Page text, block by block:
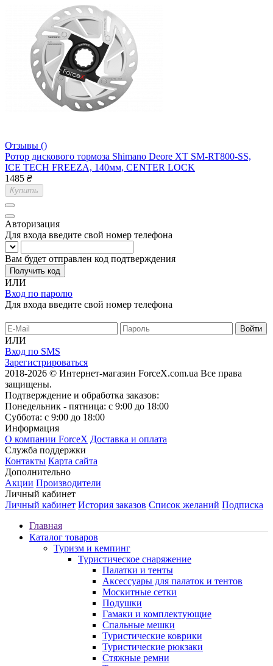
Отзывы ()
Ротор дискового тормоза Shimano Deore XT SM-RT800-SS,
ICE TECH FREEZA, 140мм, CENTER LOCK
1485 ₴
Купить
Авторизация
Для входа введите свой номер телефона
Вам будет отправлен код подтверждения
Получить код
ИЛИ
Вход по паролю
Для входа введите свой номер телефона
ИЛИ
Вход по SMS
Зарегистрироваться
2018-2026 © Интернет-магазин ForceX.com.ua Все права
защищены.
Подтверждение и обработка заказов:
Понедельник - пятница: с 9:00 до 18:00
Суббота: с 9:00 до 18:00
Информация
О компании ForceX Доставка и оплата
Служба поддержки
Контакты Карта сайта
Дополнительно
Акции Производители
Личный кабинет
Личный кабинет История заказов Список желаний Подписка
Главная
Каталог товаров
Туризм и кемпинг
Туристическое снаряжение
Палатки и тенты
Аксессуары для палаток и тентов
Москитные сетки
Подушки
Гамаки и комплектующие
Спальные мешки
Туристические коврики
Туристические рюкзаки
Стяжные ремни